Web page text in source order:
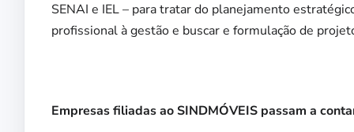
SENAI e IEL – para tratar do planejamento
profissional à gestão e buscar e formulação de
Empresas filiadas ao SINDMÓVEIS passam a